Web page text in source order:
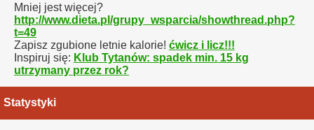
Mniej jest więcej?
http://www.dieta.pl/grupy_wsparcia/showthread.php?
t=49
Zapisz zgubione letnie kalorie! ćwicz i licz!!!
Inspiruj się: Klub Tytanów: spadek min. 15 kg
utrzymany przez rok?
Statystyki